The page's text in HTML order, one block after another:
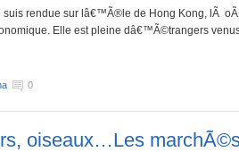
suis rendue sur lâ€™Ã®le de Hong Kong, lÃ
Elle est pleine dâ€™Ã©trangers
0
oiseaux…Les